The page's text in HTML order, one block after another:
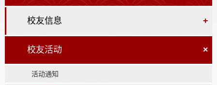
校友信息 +
校友活动 ×
活动通知